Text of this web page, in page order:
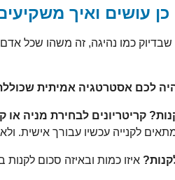
עושים ואיך
שבדיוק כמו נהיגה, זה משהו שכל
לכם אסטרטגיה אמיתית
קריטריונים לבחירת מניה או
לקנייה עכשיו עבורך אישית.
איזו כמות ובאיזה סכום לקנות